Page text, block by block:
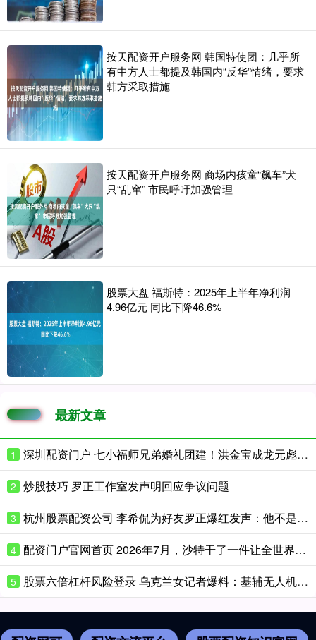
按天配资开户服务网 韩国特使团：几乎所
有中方人士都提及韩国内“反华”情绪，要求
韩方采取措施
按天配资开户服务网 商场内孩童“飙车”犬
只“乱窜” 市民呼吁加强管理
股票大盘 福斯特：2025年上半年净利润
4.96亿元 同比下降46.6%
最新文章
1 深圳配资门户 七小福师兄弟婚礼团建！洪金宝成龙元彪三人合照
2 炒股技巧 罗正工作室发声明回应争议问题
3 杭州股票配资公司 李希侃为好友罗正爆红发声：他不是卖惨是真惨
4 配资门户官网首页 2026年7月，沙特干了一件让全世界军火商都看不懂的事：花4720万
5 股票六倍杠杆风险登录 乌克兰女记者爆料：基辅无人机展遇袭，伤亡人数远超官方宣布的数字